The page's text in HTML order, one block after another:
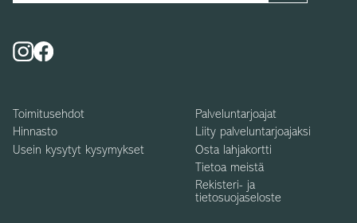
Toimitusehdot
Hinnasto
Usein kysytyt kysymykset
Palveluntarjoajat
Liity palveluntarjoajaksi
Osta lahjakortti
Tietoa meistä
Rekisteri- ja
tietosuojaseloste